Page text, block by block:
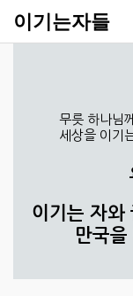
이기는자들
무릇 하나님
세상을 이기
이기는 자와
만국을